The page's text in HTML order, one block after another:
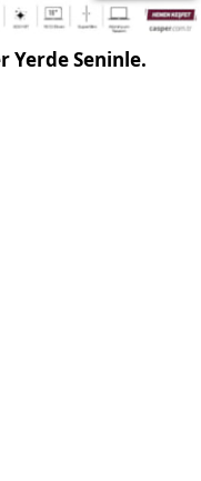
Yerde Seninle.